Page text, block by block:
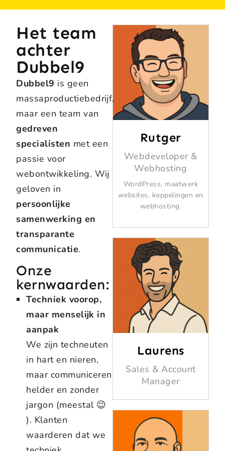
Rutger
Webdeveloper &
Webhosting
WordPress, maatwerk
websites, koppelingen en
webhosting.
Laurens
Sales & Account
Manager
Het team
achter
Dubbel9
Dubbel9 is geen
massaproductiebedrijf,
maar een team van
gedreven
specialisten met een
passie voor
webontwikkeling. Wij
geloven in
persoonlijke
samenwerking en
transparante
communicatie.
Onze
kernwaarden:
Techniek voorop,
maar menselijk in
aanpak
We zijn techneuten
in hart en nieren,
maar communiceren
helder en zonder
jargon (meestal 😉
). Klanten
waarderen dat we